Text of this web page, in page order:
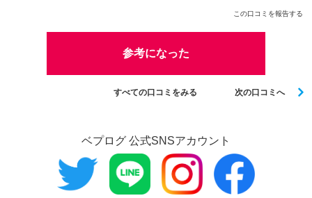
この口コミを報告する
参考になった
すべての口コミをみる 次の口コミへ
ベプログ 公式SNSアカウント